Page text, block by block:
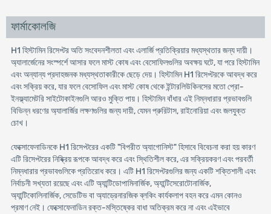
ফার্মাকোলজি
H1 হিস্টামিন রিসেপ্টর অতি সংবেদনশীলতা এবং এলার্জি প্রতিক্রিয়ার মধ্যস্থতার জন্য দায়ী।
অ্যালার্জেনের সংস্পর্শে আসার ফলে মাস্ট কোষ এবং বেসোফিলগুলির অবক্ষয় ঘটে, যা পরে হিস্টামিন
এবং অন্যান্য প্রদাহজনক মধ্যস্থতাকারীকে ছেড়ে দেয়। হিস্টামিন H1 রিসেপ্টরকে আবদ্ধ করে
এবং সক্রিয় করে, যার ফলে বেসোফিল এবং মাস্ট কোষ থেকে ইন্টারলিউকিনসের মতো প্রো-
ইনফ্ল্যামেটরি সাইটোকাইনগুলি আরও মুক্তি পায়। হিস্টামিন বাঁধার এই নিম্নধারার প্রভাবগুলি
বিভিন্ন ধরণের অ্যালার্জির লক্ষণগুলির জন্য দায়ী, যেমন প্রুরিটাস, রাইনোরিয়া এবং জলযুক্ত
চোখ।
ফেক্সোফেনাডিনকে H1 রিসেপ্টরের একটি "বিপরীত অ্যাগোনিস্ট" হিসাবে বিবেচনা করা হয় কারণ
এটি রিসেপ্টরের নিষ্ক্রিয় রূপকে আবদ্ধ করে এবং স্থিতিশীল করে, এর সক্রিয়করণ এবং পরবর্তী
নিম্নধারার প্রভাবগুলিকে প্রতিরোধ করে। এটি H1 রিসেপ্টরগুলির জন্য একটি শক্তিশালী এবং
নির্বাচনী সখ্যতা রয়েছে এবং এটি অ্যান্টিডোপামিনার্জিক, অ্যান্টিসেরোটোনার্জিক,
অ্যান্টিকোলিনার্জিক, সেডেটিভ বা অ্যাড্রেনারজিক ব্লকিং কার্যকলাপ বহন করে এমন কোনও
প্রমাণ নেই। ফেক্সোফেনাডিন রক্ত-মস্তিষ্কের বাধা অতিক্রম করে না এবং এইভাবে